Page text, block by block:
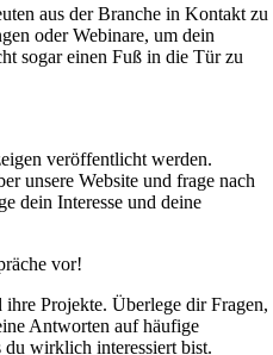
aus der Branche in Kontakt zu
oder Webinare, um dein
sogar einen Fuß in die Tür zu
veröffentlicht werden.
unsere Website und frage nach
dein Interesse und deine
vor!
Projekte. Überlege dir Fragen,
Antworten auf häufige
du wirklich interessiert bist.